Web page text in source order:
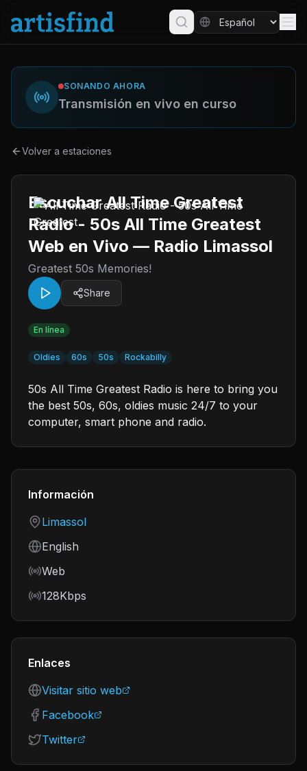
SONANDO AHORA
Transmisión en vivo en curso
Volver a estaciones
Escuchar All Time Greatest
Radio - 50s All Time Greatest
Web en Vivo — Radio Limassol
Greatest 50s Memories!
Share
En línea
Oldies 60s 50s Rockabilly
50s All Time Greatest Radio is here to bring you
the best 50s, 60s, oldies music 24/7 to your
computer, smart phone and radio.
Información
Country
Limassol
Language
English
Frequency
Web
Bitrate
128Kbps
Enlaces
Visitar sitio web
Facebook
Twitter